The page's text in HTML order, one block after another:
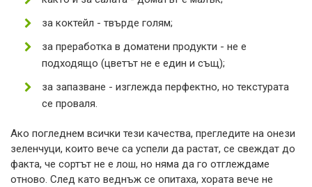
за коктейл - твърде голям;
за преработка в доматени продукти - не е
подходящо (цветът не е един и същ);
за запазване - изглежда перфектно, но текстурата
се проваля.
Ако погледнем всички тези качества, прегледите на онези
зеленчуци, които вече са успели да растат, се свеждат до
факта, че сортът не е лош, но няма да го отглеждаме
отново. След като веднъж се опитаха, хората вече не